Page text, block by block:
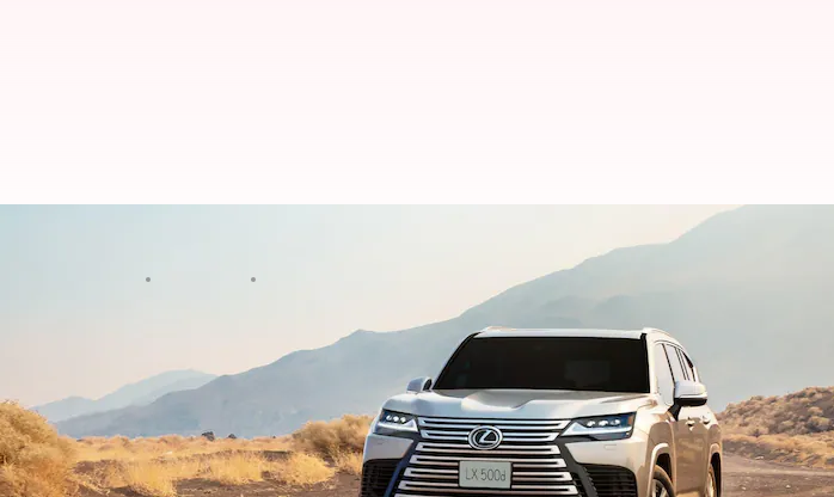
लेक्सस की वित्त वर्ष 2025 की बिक्री में हुआ इजाफा, जानिए
लेक्ससने भारतीय बाजार में वित्त वर्ष 2025 की बिक्री में बढ़त दर्ज की है। उसके अनुसार, यह
साथ ही 2025 की पहली तिमाही में भी वृद्धि देखी गई। उसने 2024 की इसी अवधि की तुलना में